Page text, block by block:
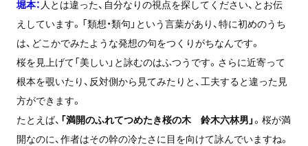
堀本： 人とは違った、自分なりの視点を探してください、とお伝
えしています。「類想・類句」という言葉があり、特に初めのうち
は、どこかでみたような発想の句をつくりがちなんです。
桜を見上げて「美しい」と詠むのはふつうです。さらに近寄って
根本を覗いたり、反対側から見てみたりと、工夫すると違った見
方ができます。
たとえば、 「満開のふれてつめたき桜の木 鈴木六林男」。桜が満
開なのに、作者はその幹の冷たさに目を向けて詠んでいますね。